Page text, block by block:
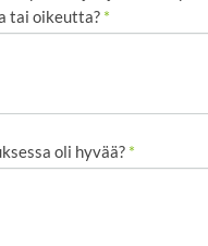
tai oikeutta? *
oli hyvää? *